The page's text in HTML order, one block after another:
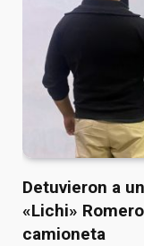
Detuvieron a
«Lichi»
camioneta